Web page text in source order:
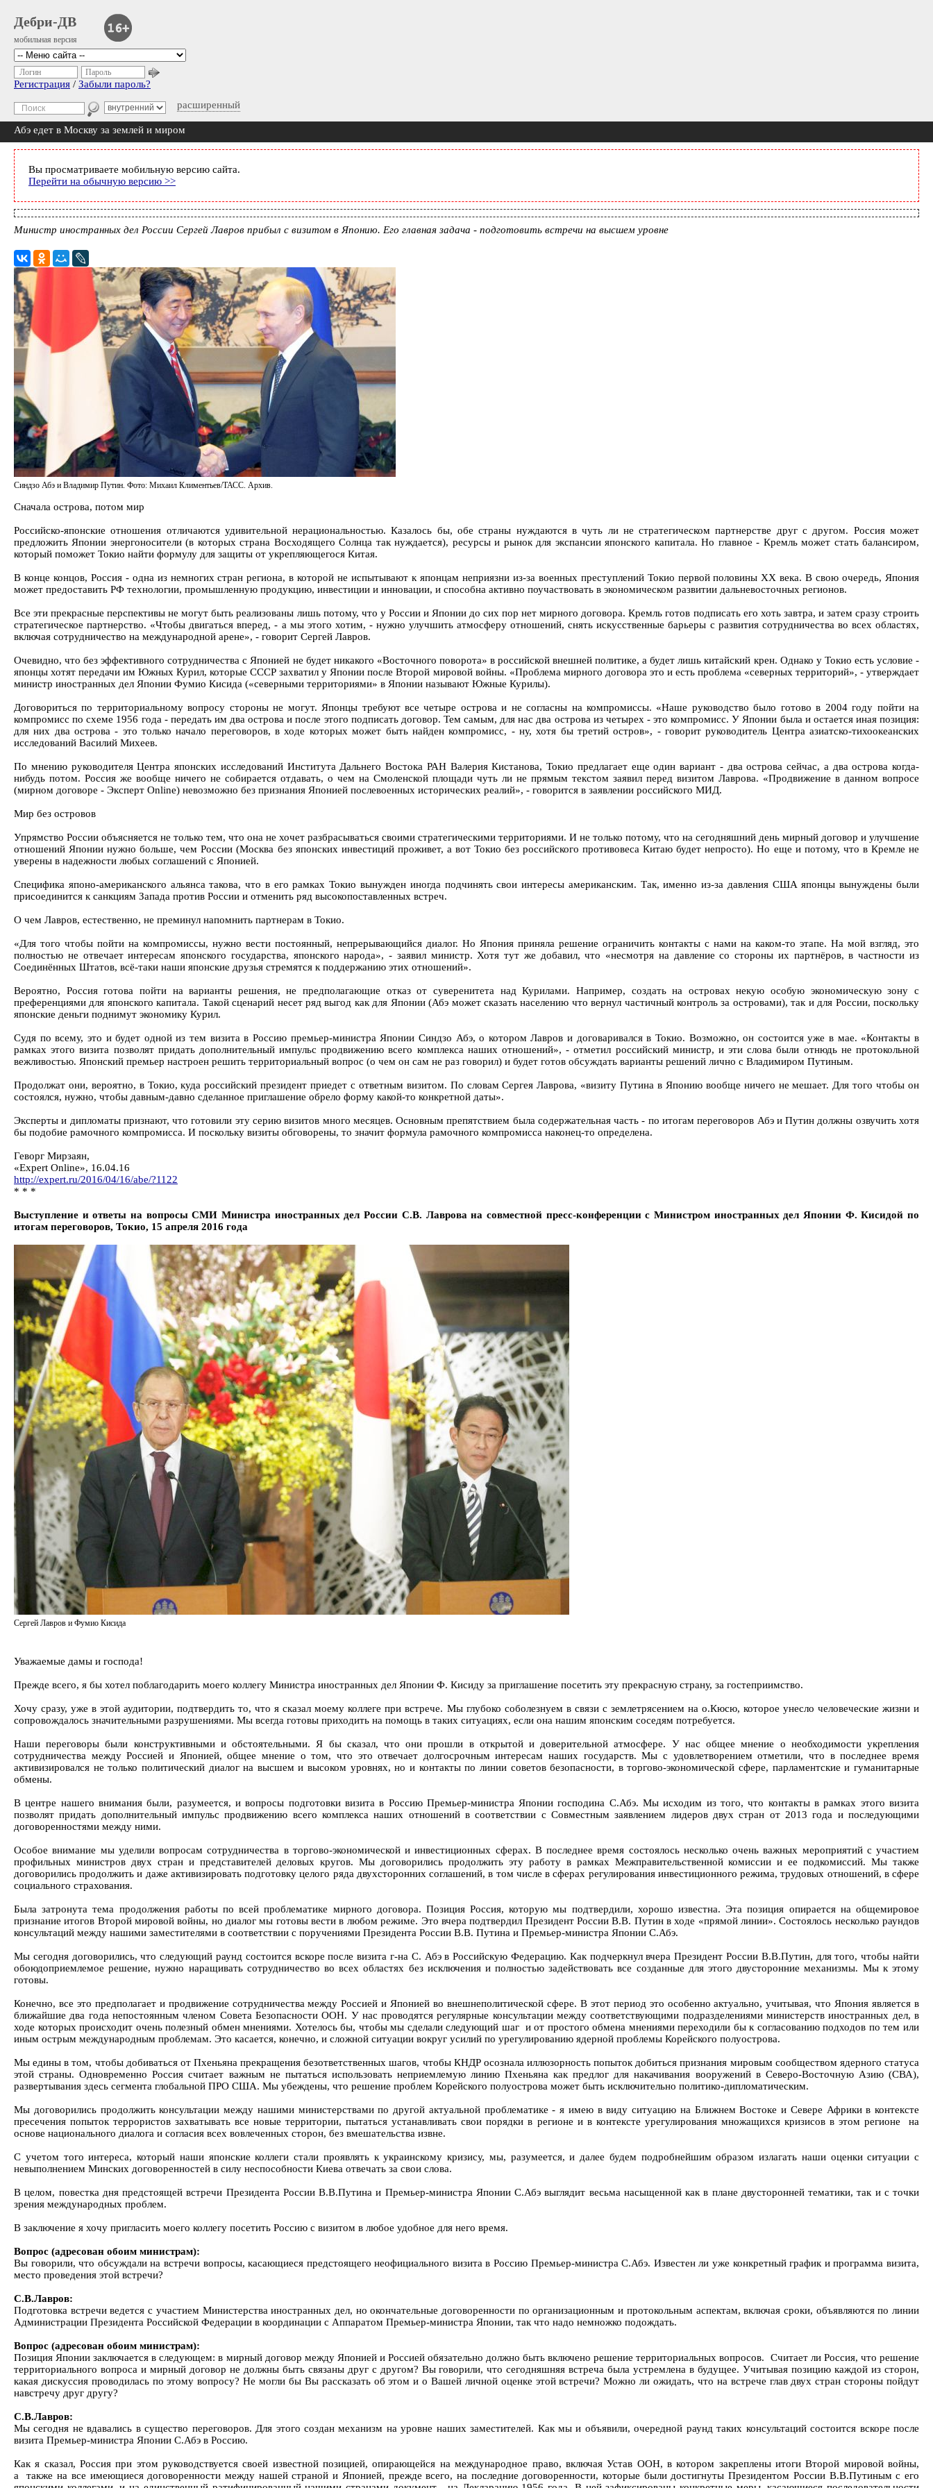
Дебри-ДВ
мобильная версия
расширенный
Логин Пароль
Регистрация / Забыли пароль?
Абэ едет в Москву за землей и миром
Вы просматриваете мобильную версию сайта.
Перейти на обычную версию >>
Министр иностранных дел России Сергей Лавров прибыл с визитом в Японию. Его главная задача - подготовить встречи на высшем уровне
Синдзо Абэ и Владимир Путин. Фото: Михаил Климентьев/ТАСС. Архив.
Сначала острова, потом мир
Российско-японские отношения отличаются удивительной нерациональностью. Казалось бы, обе страны нуждаются в чуть ли не стратегическом партнерстве друг с другом. Россия может
предложить Японии энергоносители (в которых страна Восходящего Солнца так нуждается), ресурсы и рынок для экспансии японского капитала. Но главное - Кремль может стать балансиром,
который поможет Токио найти формулу для защиты от укрепляющегося Китая.
В конце концов, Россия - одна из немногих стран региона, в которой не испытывают к японцам неприязни из-за военных преступлений Токио первой половины XX века. В свою очередь, Япония
может предоставить РФ технологии, промышленную продукцию, инвестиции и инновации, и способна активно поучаствовать в экономическом развитии дальневосточных регионов.
Все эти прекрасные перспективы не могут быть реализованы лишь потому, что у России и Японии до сих пор нет мирного договора. Кремль готов подписать его хоть завтра, и затем сразу строить
стратегическое партнерство. «Чтобы двигаться вперед, - а мы этого хотим, - нужно улучшить атмосферу отношений, снять искусственные барьеры с развития сотрудничества во всех областях,
включая сотрудничество на международной арене», - говорит Сергей Лавров.
Очевидно, что без эффективного сотрудничества с Японией не будет никакого «Восточного поворота» в российской внешней политике, а будет лишь китайский крен. Однако у Токио есть условие -
японцы хотят передачи им Южных Курил, которые СССР захватил у Японии после Второй мировой войны. «Проблема мирного договора это и есть проблема «северных территорий», - утверждает
министр иностранных дел Японии Фумио Кисида («северными территориями» в Японии называют Южные Курилы).
Договориться по территориальному вопросу стороны не могут. Японцы требуют все четыре острова и не согласны на компромиссы. «Наше руководство было готово в 2004 году пойти на
компромисс по схеме 1956 года - передать им два острова и после этого подписать договор. Тем самым, для нас два острова из четырех - это компромисс. У Японии была и остается иная позиция:
для них два острова - это только начало переговоров, в ходе которых может быть найден компромисс, - ну, хотя бы третий остров», - говорит руководитель Центра азиатско-тихоокеанских
исследований Василий Михеев.
По мнению руководителя Центра японских исследований Института Дальнего Востока РАН Валерия Кистанова, Токио предлагает еще один вариант - два острова сейчас, а два острова когда-
нибудь потом. Россия же вообще ничего не собирается отдавать, о чем на Смоленской площади чуть ли не прямым текстом заявил перед визитом Лаврова. «Продвижение в данном вопросе
(мирном договоре - Эксперт Online) невозможно без признания Японией послевоенных исторических реалий», - говорится в заявлении российского МИД.
Мир без островов
Упрямство России объясняется не только тем, что она не хочет разбрасываться своими стратегическими территориями. И не только потому, что на сегодняшний день мирный договор и улучшение
отношений Японии нужно больше, чем России (Москва без японских инвестиций проживет, а вот Токио без российского противовеса Китаю будет непросто). Но еще и потому, что в Кремле не
уверены в надежности любых соглашений с Японией.
Специфика японо-американского альянса такова, что в его рамках Токио вынужден иногда подчинять свои интересы американским. Так, именно из-за давления США японцы вынуждены были
присоединится к санкциям Запада против России и отменить ряд высокопоставленных встреч.
О чем Лавров, естественно, не преминул напомнить партнерам в Токио.
«Для того чтобы пойти на компромиссы, нужно вести постоянный, непрерывающийся диалог. Но Япония приняла решение ограничить контакты с нами на каком-то этапе. На мой взгляд, это
полностью не отвечает интересам японского государства, японского народа», - заявил министр. Хотя тут же добавил, что «несмотря на давление со стороны их партнёров, в частности из
Соединённых Штатов, всё-таки наши японские друзья стремятся к поддержанию этих отношений».
Вероятно, Россия готова пойти на варианты решения, не предполагающие отказ от суверенитета над Курилами. Например, создать на островах некую особую экономическую зону с
преференциями для японского капитала. Такой сценарий несет ряд выгод как для Японии (Абэ может сказать населению что вернул частичный контроль за островами), так и для России, поскольку
японские деньги поднимут экономику Курил.
Судя по всему, это и будет одной из тем визита в Россию премьер-министра Японии Синдзо Абэ, о котором Лавров и договаривался в Токио. Возможно, он состоится уже в мае. «Контакты в
рамках этого визита позволят придать дополнительный импульс продвижению всего комплекса наших отношений», - отметил российский министр, и эти слова были отнюдь не протокольной
вежливостью. Японский премьер настроен решить территориальный вопрос (о чем он сам не раз говорил) и будет готов обсуждать варианты решений лично с Владимиром Путиным.
Продолжат они, вероятно, в Токио, куда российский президент приедет с ответным визитом. По словам Сергея Лаврова, «визиту Путина в Японию вообще ничего не мешает. Для того чтобы он
состоялся, нужно, чтобы давным-давно сделанное приглашение обрело форму какой-то конкретной даты».
Эксперты и дипломаты признают, что готовили эту серию визитов много месяцев. Основным препятствием была содержательная часть - по итогам переговоров Абэ и Путин должны озвучить хотя
бы подобие рамочного компромисса. И поскольку визиты обговорены, то значит формула рамочного компромисса наконец-то определена.
Геворг Мирзаян,
«Expert Online», 16.04.16
http://expert.ru/2016/04/16/abe/?1122
* * *
Выступление и ответы на вопросы СМИ Министра иностранных дел России С.В. Лаврова на совместной пресс-конференции с Министром иностранных дел Японии Ф. Кисидой по
итогам переговоров, Токио, 15 апреля 2016 года
Сергей Лавров и Фумио Кисида
Уважаемые дамы и господа!
Прежде всего, я бы хотел поблагодарить моего коллегу Министра иностранных дел Японии Ф. Кисиду за приглашение посетить эту прекрасную страну, за гостеприимство.
Хочу сразу, уже в этой аудитории, подтвердить то, что я сказал моему коллеге при встрече. Мы глубоко соболезнуем в связи с землетрясением на о.Кюсю, которое унесло человеческие жизни и
сопровождалось значительными разрушениями. Мы всегда готовы приходить на помощь в таких ситуациях, если она нашим японским соседям потребуется.
Наши переговоры были конструктивными и обстоятельными. Я бы сказал, что они прошли в открытой и доверительной атмосфере. У нас общее мнение о необходимости укрепления
сотрудничества между Россией и Японией, общее мнение о том, что это отвечает долгосрочным интересам наших государств. Мы с удовлетворением отметили, что в последнее время
активизировался не только политический диалог на высшем и высоком уровнях, но и контакты по линии советов безопасности, в торгово-экономической сфере, парламентские и гуманитарные
обмены.
В центре нашего внимания были, разумеется, и вопросы подготовки визита в Россию Премьер-министра Японии господина С.Абэ. Мы исходим из того, что контакты в рамках этого визита
позволят придать дополнительный импульс продвижению всего комплекса наших отношений в соответствии с Совместным заявлением лидеров двух стран от 2013 года и последующими
договоренностями между ними.
Особое внимание мы уделили вопросам сотрудничества в торгово-экономической и инвестиционных сферах. В последнее время состоялось несколько очень важных мероприятий с участием
профильных министров двух стран и представителей деловых кругов. Мы договорились продолжить эту работу в рамках Межправительственной комиссии и ее подкомиссий. Мы также
договорились продолжить и даже активизировать подготовку целого ряда двухсторонних соглашений, в том числе в сферах регулирования инвестиционного режима, трудовых отношений, в сфере
социального страхования.
Была затронута тема продолжения работы по всей проблематике мирного договора. Позиция Россия, которую мы подтвердили, хорошо известна. Эта позиция опирается на общемировое
признание итогов Второй мировой войны, но диалог мы готовы вести в любом режиме. Это вчера подтвердил Президент России В.В. Путин в ходе «прямой линии». Состоялось несколько раундов
консультаций между нашими заместителями в соответствии с поручениями Президента России В.В. Путина и Премьер-министра Японии С.Абэ.
Мы сегодня договорились, что следующий раунд состоится вскоре после визита г-на С. Абэ в Российскую Федерацию. Как подчеркнул вчера Президент России В.В.Путин, для того, чтобы найти
обоюдоприемлемое решение, нужно наращивать сотрудничество во всех областях без исключения и полностью задействовать все созданные для этого двусторонние механизмы. Мы к этому
готовы.
Конечно, все это предполагает и продвижение сотрудничества между Россией и Японией во внешнеполитической сфере. В этот период это особенно актуально, учитывая, что Япония является в
ближайшие два года непостоянным членом Совета Безопасности ООН. У нас проводятся регулярные консультации между соответствующими подразделениями министерств иностранных дел, в
ходе которых происходит очень полезный обмен мнениями. Хотелось бы, чтобы мы сделали следующий шаг и от простого обмена мнениями переходили бы к согласованию подходов по тем или
иным острым международным проблемам. Это касается, конечно, и сложной ситуации вокруг усилий по урегулированию ядерной проблемы Корейского полуострова.
Мы едины в том, чтобы добиваться от Пхеньяна прекращения безответственных шагов, чтобы КНДР осознала иллюзорность попыток добиться признания мировым сообществом ядерного статуса
этой страны. Одновременно Россия считает важным не пытаться использовать неприемлемую линию Пхеньяна как предлог для накачивания вооружений в Северо-Восточную Азию (СВА),
развертывания здесь сегмента глобальной ПРО США. Мы убеждены, что решение проблем Корейского полуострова может быть исключительно политико-дипломатическим.
Мы договорились продолжить консультации между нашими министерствами по другой актуальной проблематике - я имею в виду ситуацию на Ближнем Востоке и Севере Африки в контексте
пресечения попыток террористов захватывать все новые территории, пытаться устанавливать свои порядки в регионе и в контексте урегулирования множащихся кризисов в этом регионе на
основе национального диалога и согласия всех вовлеченных сторон, без вмешательства извне.
С учетом того интереса, который наши японские коллеги стали проявлять к украинскому кризису, мы, разумеется, и далее будем подробнейшим образом излагать наши оценки ситуации с
невыполнением Минских договоренностей в силу неспособности Киева отвечать за свои слова.
В целом, повестка дня предстоящей встречи Президента России В.В.Путина и Премьер-министра Японии С.Абэ выглядит весьма насыщенной как в плане двусторонней тематики, так и с точки
зрения международных проблем.
В заключение я хочу пригласить моего коллегу посетить Россию с визитом в любое удобное для него время.
Вопрос (адресован обоим министрам):
Вы говорили, что обсуждали на встречи вопросы, касающиеся предстоящего неофициального визита в Россию Премьер-министра С.Абэ. Известен ли уже конкретный график и программа визита,
место проведения этой встречи?
С.В.Лавров:
Подготовка встречи ведется с участием Министерства иностранных дел, но окончательные договоренности по организационным и протокольным аспектам, включая сроки, объявляются по линии
Администрации Президента Российской Федерации в координации с Аппаратом Премьер-министра Японии, так что надо немножко подождать.
Вопрос (адресован обоим министрам):
Позиция Японии заключается в следующем: в мирный договор между Японией и Россией обязательно должно быть включено решение территориальных вопросов. Считает ли Россия, что решение
территориального вопроса и мирный договор не должны быть связаны друг с другом? Вы говорили, что сегодняшняя встреча была устремлена в будущее. Учитывая позицию каждой из сторон,
какая дискуссия проводилась по этому вопросу? Не могли бы Вы рассказать об этом и о Вашей личной оценке этой встречи? Можно ли ожидать, что на встрече глав двух стран стороны пойдут
навстречу друг другу?
С.В.Лавров:
Мы сегодня не вдавались в существо переговоров. Для этого создан механизм на уровне наших заместителей. Как мы и объявили, очередной раунд таких консультаций состоится вскоре после
визита Премьер-министра Японии С.Абэ в Россию.
Как я сказал, Россия при этом руководствуется своей известной позицией, опирающейся на международное право, включая Устав ООН, в котором закреплены итоги Второй мировой войны,
а также на все имеющиеся договоренности между нашей страной и Японией, прежде всего, на последние договоренности, которые были достигнуты Президентом России В.В.Путиным с его